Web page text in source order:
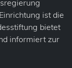
ist die
bietet
informiert zur